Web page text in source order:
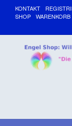
KONTAKT
SHOP
WARENKORB